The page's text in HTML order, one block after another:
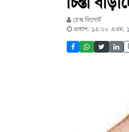
ডেস্ক রিপোর্ট
প্রকাশ: ১২:০০ এএম,